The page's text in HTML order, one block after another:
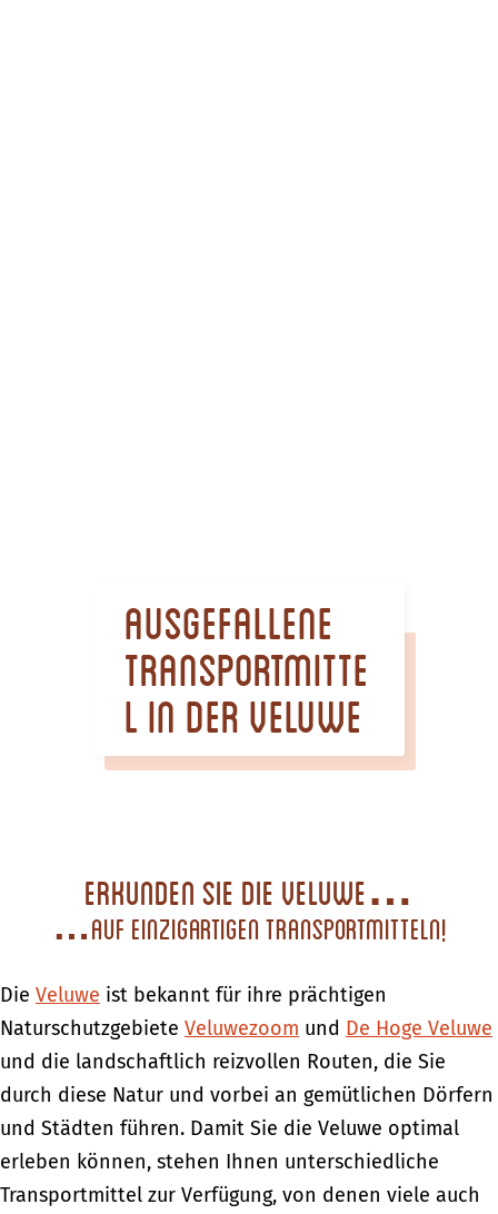
Ausgefallene
Transportmitte
l in der Veluwe
Erkunden Sie die Veluwe…
…auf einzigartigen Transportmitteln!
Die Veluwe ist bekannt für ihre prächtigen
Naturschutzgebiete Veluwezoom und De Hoge Veluwe
und die landschaftlich reizvollen Routen, die Sie
durch diese Natur und vorbei an gemütlichen Dörfern
und Städten führen. Damit Sie die Veluwe optimal
erleben können, stehen Ihnen unterschiedliche
Transportmittel zur Verfügung, von denen viele auch